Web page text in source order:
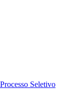
Seletivo